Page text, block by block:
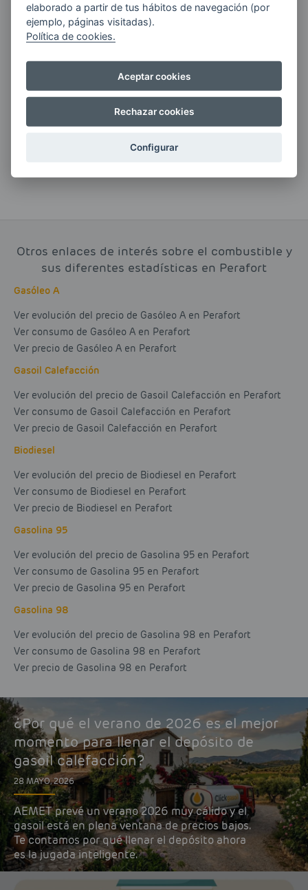
Si tienes alguna duda durante el
pedido escríbenos a:
contacto@clickgasoil.com
Otros enlaces de interés sobre el combustible y
sus diferentes estadísticas en Perafort
Gasóleo A
Ver evolución del precio de Gasóleo A en Perafort
Ver consumo de Gasóleo A en Perafort
Ver precio de Gasóleo A en Perafort
Gasoil Calefacción
Ver evolución del precio de Gasoil Calefacción en Perafort
Ver consumo de Gasoil Calefacción en Perafort
Ver precio de Gasoil Calefacción en Perafort
Biodiesel
Ver evolución del precio de Biodiesel en Perafort
Ver consumo de Biodiesel en Perafort
Ver precio de Biodiesel en Perafort
Gasolina 95
Ver evolución del precio de Gasolina 95 en Perafort
Ver consumo de Gasolina 95 en Perafort
Ver precio de Gasolina 95 en Perafort
Gasolina 98
Ver evolución del precio de Gasolina 98 en Perafort
Ver consumo de Gasolina 98 en Perafort
Ver precio de Gasolina 98 en Perafort
¿Por qué el verano de 2026 es el mejor
momento para llenar el depósito de
gasoil calefacción?
28 MAYO, 2026
AEMET prevé un verano 2026 muy cálido y el
gasoil está en plena ventana de precios bajos.
Te contamos por qué llenar el depósito ahora
es la jugada inteligente.
elaborado a partir de tus hábitos de navegación (por
ejemplo, páginas visitadas).
Política de cookies.
Aceptar cookies
Rechazar cookies
Configurar